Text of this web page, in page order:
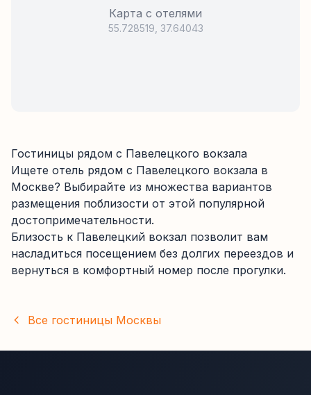
Карта с отелями
55.728519 37.64043
Гостиницы рядом с Павелецкого вокзала
Ищете отель рядом с Павелецкого вокзала в
Москве? Выбирайте из множества вариантов
размещения поблизости от этой популярной
достопримечательности.
Близость к Павелецкий вокзал позволит вам
насладиться посещением без долгих переездов и
вернуться в комфортный номер после прогулки.
Все гостиницы Москвы